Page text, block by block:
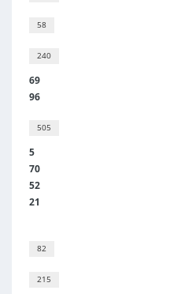
58
240
69
96
505
5
70
52
21
82
215